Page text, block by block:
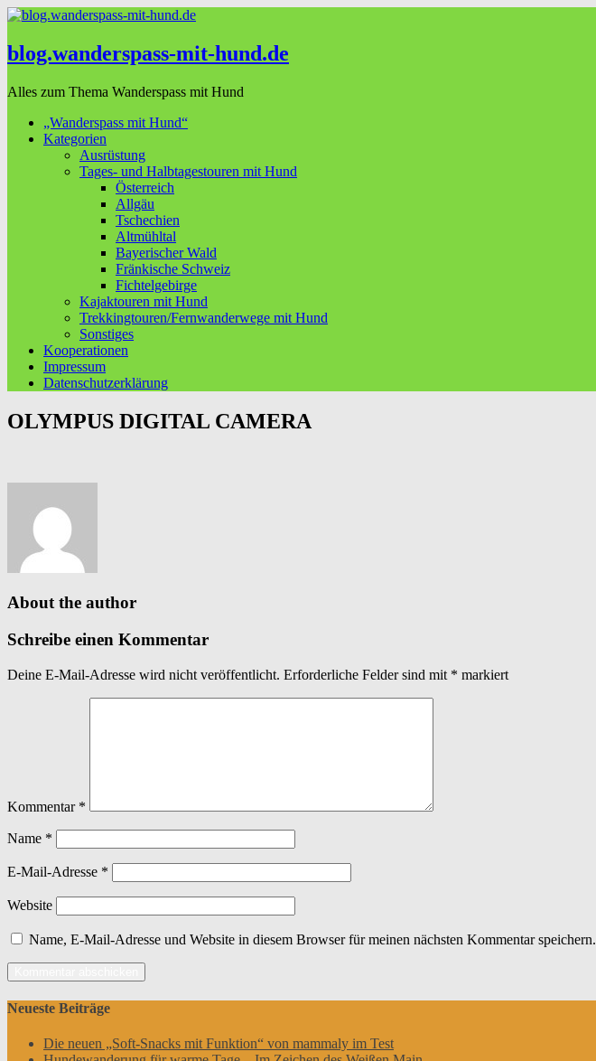
blog.wanderspass-mit-hund.de
Alles zum Thema Wanderspass mit Hund
„Wanderspass mit Hund“
Kategorien
Ausrüstung
Tages- und Halbtagestouren mit Hund
Österreich
Allgäu
Tschechien
Altmühltal
Bayerischer Wald
Fränkische Schweiz
Fichtelgebirge
Kajaktouren mit Hund
Trekkingtouren/Fernwanderwege mit Hund
Sonstiges
Kooperationen
Impressum
Datenschutzerklärung
OLYMPUS DIGITAL CAMERA
About the author
Schreibe einen Kommentar
Deine E-Mail-Adresse wird nicht veröffentlicht. Erforderliche Felder sind mit * markiert
Kommentar *
Name *
E-Mail-Adresse *
Website
Name, E-Mail-Adresse und Website in diesem Browser für meinen nächsten Kommentar speichern.
Neueste Beiträge
Die neuen „Soft-Snacks mit Funktion“ von mammaly im Test